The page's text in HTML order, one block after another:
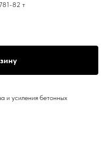
82 т
и усиления бетонных